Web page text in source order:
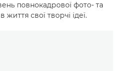
повнокадрової фото- та
життя свої творчі ідеї.